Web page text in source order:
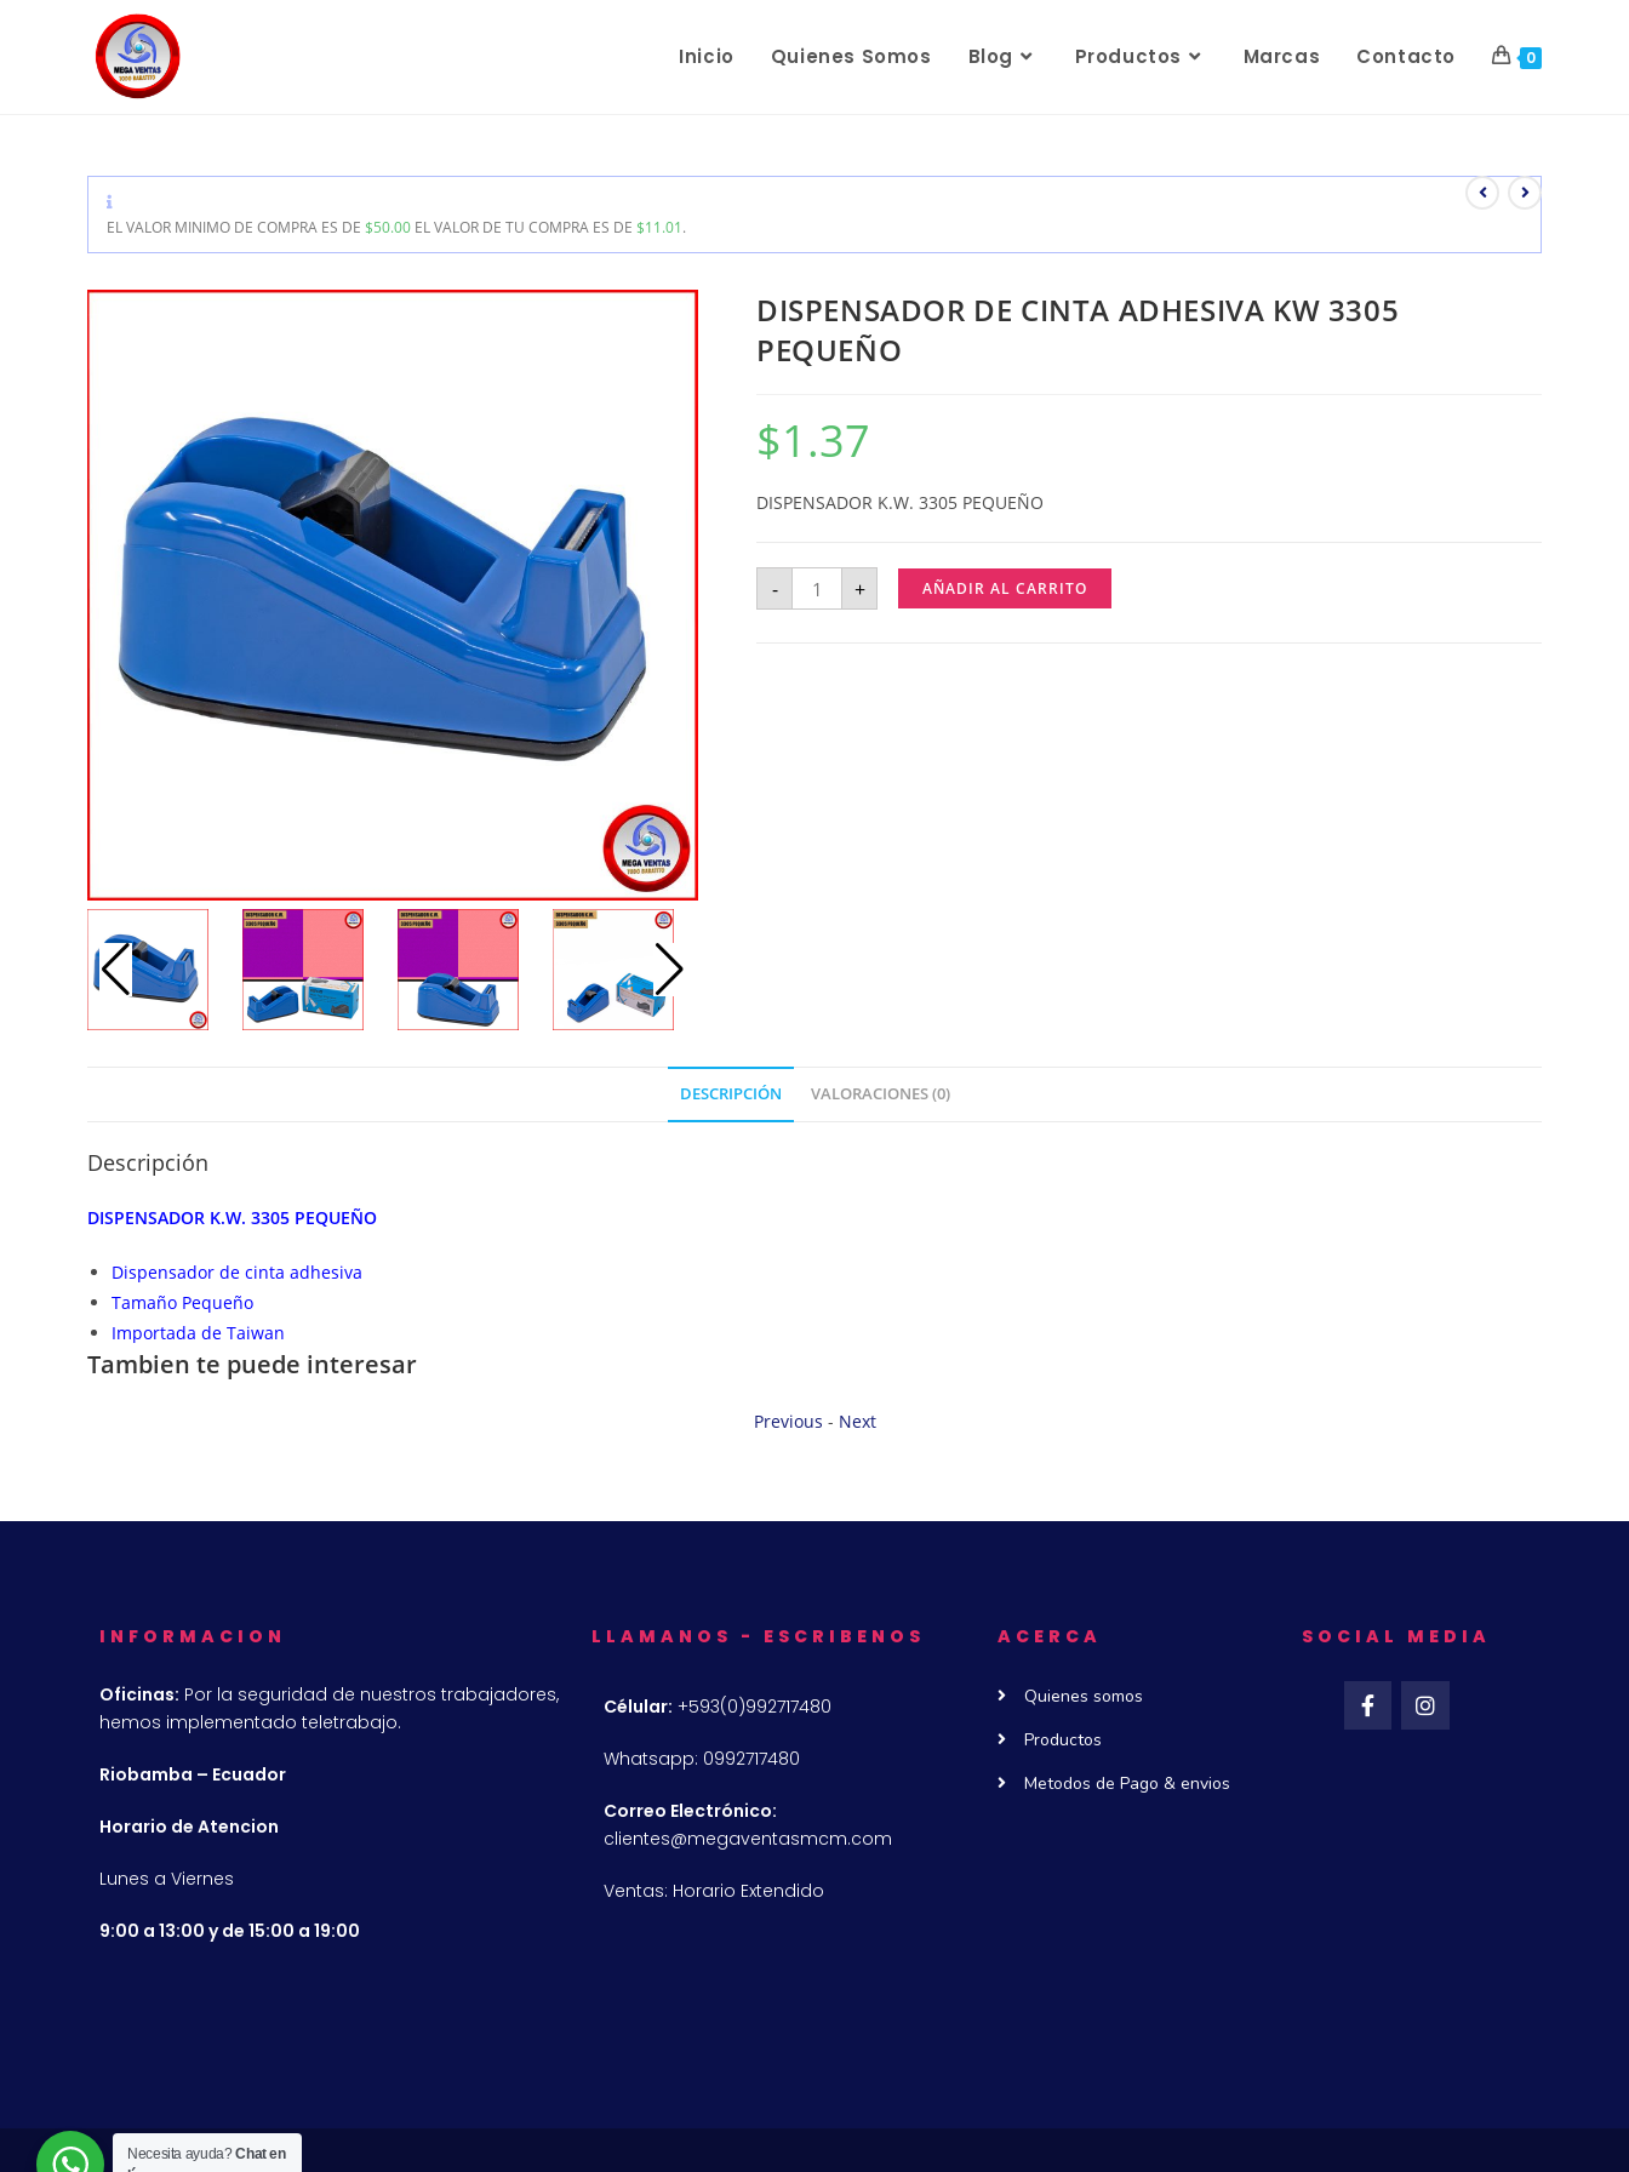
Inicio Quienes Somos Blog Productos Marcas Contacto 0
EL VALOR MINIMO DE COMPRA ES DE $50.00 EL VALOR DE TU COMPRA ES DE $11.01.
DISPENSADOR DE CINTA ADHESIVA KW 3305
PEQUEÑO
$1.37
DISPENSADOR K.W. 3305 PEQUEÑO
- + AÑADIR AL CARRITO
DESCRIPCIÓN VALORACIONES (0)
Descripción
DISPENSADOR K.W. 3305 PEQUEÑO
Dispensador de cinta adhesiva
Tamaño Pequeño
Importada de Taiwan
Tambien te puede interesar
Previous - Next
INFORMACION
Oficinas: Por la seguridad de nuestros trabajadores,
hemos implementado teletrabajo.
Riobamba – Ecuador
Horario de Atencion
Lunes a Viernes
9:00 a 13:00 y de 15:00 a 19:00
LLAMANOS - ESCRIBENOS
Célular: +593(0)992717480
Whatsapp: 0992717480
Correo Electrónico:
clientes@megaventasmcm.com
Ventas: Horario Extendido
ACERCA
Quienes somos
Productos
Metodos de Pago & envios
SOCIAL MEDIA
Necesita ayuda?Chat en